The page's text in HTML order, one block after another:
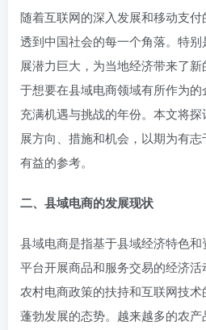
随着互联网的深入发展和移动支
透到中国社会的每一个角落。特
展潜力巨大，为当地经济带来了
于想要在县域电商领域有所作为
充满机遇与挑战的年份。本文将
展方向、措施和机会，以期为有
有益的参考。
二、县域电商的发展现状
县域电商是指基于县域经济特色
平台开展商品和服务交易的经济
农村电商政策的扶持和互联网技
蓬勃发展的态势。越来越多的农